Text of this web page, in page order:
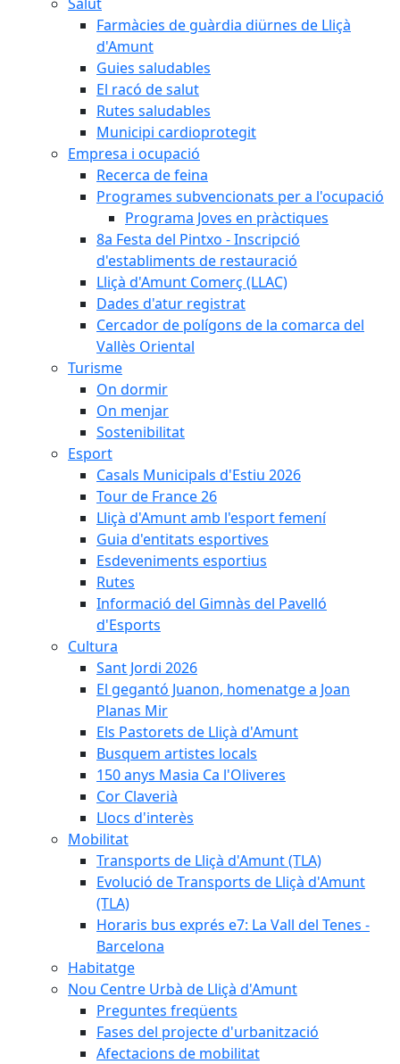
Farmàcies de guàrdia diürnes de Lliçà
d'Amunt
Guies saludables
El racó de salut
Rutes saludables
Municipi cardioprotegit
Empresa i ocupació
Recerca de feina
Programes subvencionats per a l'ocupació
Programa Joves en pràctiques
8a Festa del Pintxo - Inscripció
d'establiments de restauració
Lliçà d'Amunt Comerç (LLAC)
Dades d'atur registrat
Cercador de polígons de la comarca del
Vallès Oriental
Turisme
On dormir
On menjar
Sostenibilitat
Esport
Casals Municipals d'Estiu 2026
Tour de France 26
Lliçà d'Amunt amb l'esport femení
Guia d'entitats esportives
Esdeveniments esportius
Rutes
Informació del Gimnàs del Pavelló
d'Esports
Cultura
Sant Jordi 2026
El gegantó Juanon, homenatge a Joan
Planas Mir
Els Pastorets de Lliçà d'Amunt
Busquem artistes locals
150 anys Masia Ca l'Oliveres
Cor Claverià
Llocs d'interès
Mobilitat
Transports de Lliçà d'Amunt (TLA)
Evolució de Transports de Lliçà d'Amunt
(TLA)
Horaris bus exprés e7: La Vall del Tenes -
Barcelona
Habitatge
Nou Centre Urbà de Lliçà d'Amunt
Preguntes freqüents
Fases del projecte d'urbanització
Afectacions de mobilitat